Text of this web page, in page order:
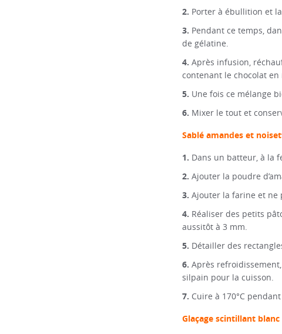
Porter à ébullition et
Pendant ce temps,
de gélatine.
Après infusion,
contenant le chocolat
Une fois ce mélange
Mixer le tout et
Sablé amandes et
Dans un batteur, à la
Ajouter la poudre
Ajouter la farine et
Réaliser des petits
aussitôt à 3 mm.
Détailler des
Après
silpain pour la cuisson.
Cuire à 170°C
Glaçage scintillant blanc